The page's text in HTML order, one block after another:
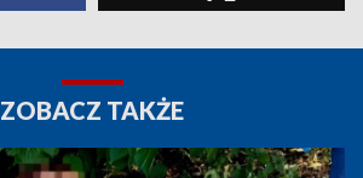
ZOBACZ TAKŻE